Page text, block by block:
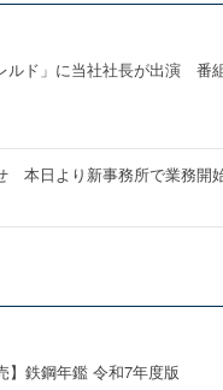
ルド」に当社社長が出演 番
本日より新事務所で業務開
】鉄鋼年鑑 令和7年度版